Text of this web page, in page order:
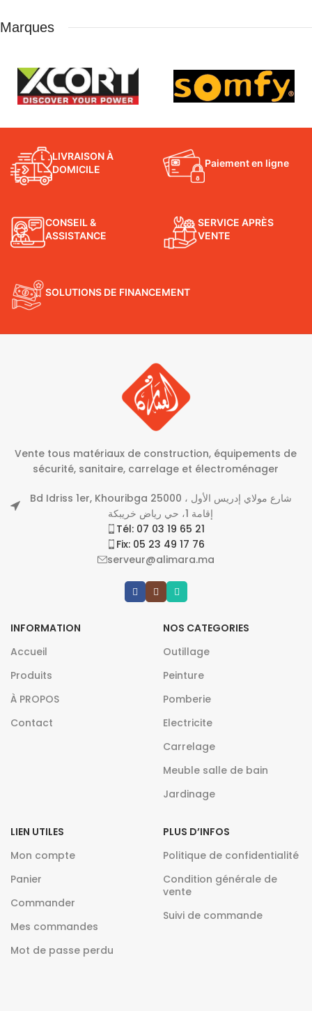
Marques
LIVRAISON À
DOMICILE
Paiement en ligne
CONSEIL &
ASSISTANCE
SERVICE APRÈS
VENTE
SOLUTIONS DE FINANCEMENT
Vente tous matériaux de construction, équipements de
sécurité, sanitaire, carrelage et électroménager
Bd Idriss 1er, Khouribga 25000 شارع مولاي إدريس الأول ،
إقامة 1، حي رياض خريبكة
Tél: 07 03 19 65 21
Fix: 05 23 49 17 76
serveur@alimara.ma
INFORMATION
Accueil
Produits
À PROPOS
Contact
NOS CATEGORIES
Outillage
Peinture
Pomberie
Electricite
Carrelage
Meuble salle de bain
Jardinage
LIEN UTILES
Mon compte
Panier
Commander
Mes commandes
Mot de passe perdu
PLUS D’INFOS
Politique de confidentialité
Condition générale de
vente
Suivi de commande